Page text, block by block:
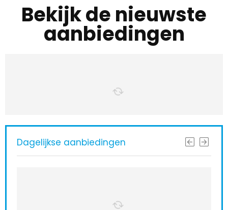
Bekijk de nieuwste
aanbiedingen
Dagelijkse aanbiedingen